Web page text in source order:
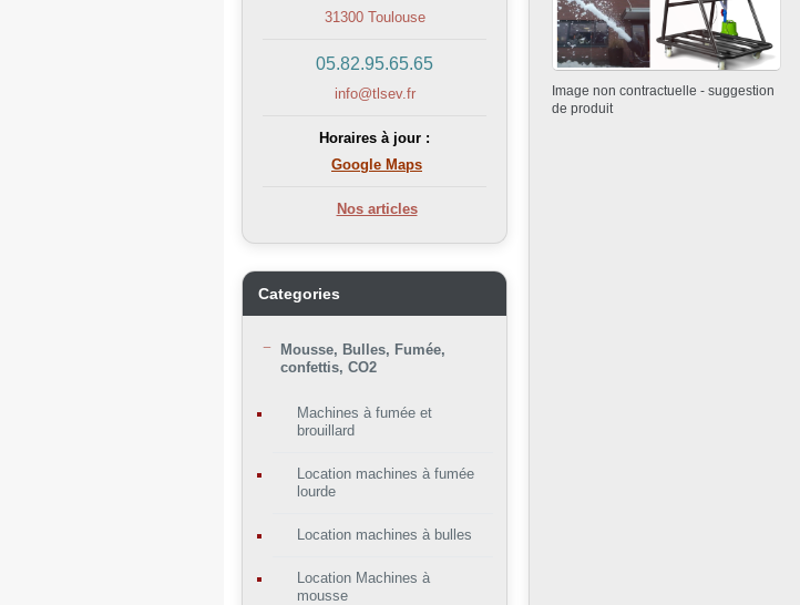
31300 Toulouse
05.82.95.65.65
info@tlsev.fr
Horaires à jour :
Google Maps
Nos articles
Categories
Mousse, Bulles, Fumée,
confettis, CO2
Machines à fumée et
brouillard
Location machines à fumée
lourde
Location machines à bulles
Location Machines à
mousse
Image non contractuelle - suggestion
de produit